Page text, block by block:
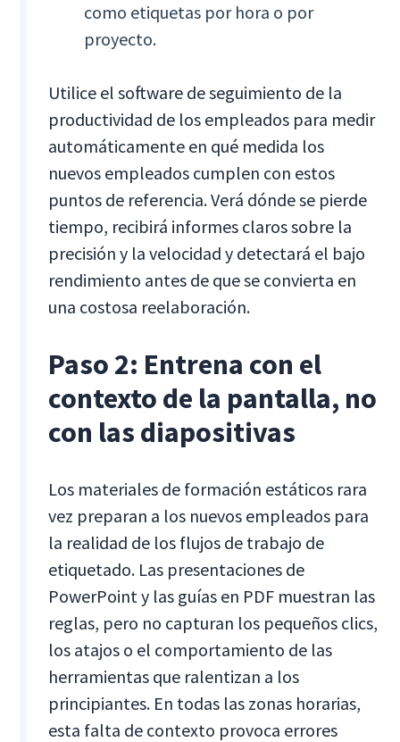
como etiquetas por hora o por
proyecto.
Utilice el software de seguimiento de la
productividad de los empleados para medir
automáticamente en qué medida los
nuevos empleados cumplen con estos
puntos de referencia. Verá dónde se pierde
tiempo, recibirá informes claros sobre la
precisión y la velocidad y detectará el bajo
rendimiento antes de que se convierta en
una costosa reelaboración.
Paso 2: Entrena con el
contexto de la pantalla, no
con las diapositivas
Los materiales de formación estáticos rara
vez preparan a los nuevos empleados para
la realidad de los flujos de trabajo de
etiquetado. Las presentaciones de
PowerPoint y las guías en PDF muestran las
reglas, pero no capturan los pequeños clics,
los atajos o el comportamiento de las
herramientas que ralentizan a los
principiantes. En todas las zonas horarias,
esta falta de contexto provoca errores